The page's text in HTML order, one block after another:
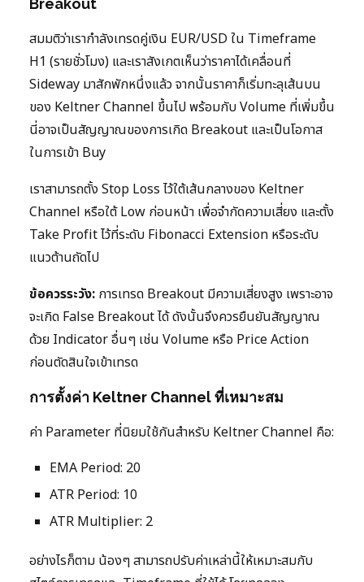
Breakout
สมมติว่าเรากำลังเทรดคู่เงิน EUR/USD ใน Timeframe
H1 (รายชั่วโมง) และเราสังเกตเห็นว่าราคาได้เคลื่อนที่
Sideway มาสักพักหนึ่งแล้ว จากนั้นราคาก็เริ่มทะลุเส้นบน
ของ Keltner Channel ขึ้นไป พร้อมกับ Volume ที่เพิ่มขึ้น
นี่อาจเป็นสัญญาณของการเกิด Breakout และเป็นโอกาส
ในการเข้า Buy
เราสามารถตั้ง Stop Loss ไว้ใต้เส้นกลางของ Keltner
Channel หรือใต้ Low ก่อนหน้า เพื่อจำกัดความเสี่ยง และตั้ง
Take Profit ไว้ที่ระดับ Fibonacci Extension หรือระดับ
แนวต้านถัดไป
ข้อควรระวัง: การเทรด Breakout มีความเสี่ยงสูง เพราะอาจ
จะเกิด False Breakout ได้ ดังนั้นจึงควรยืนยันสัญญาณ
ด้วย Indicator อื่นๆ เช่น Volume หรือ Price Action
ก่อนตัดสินใจเข้าเทรด
การตั้งค่า Keltner Channel ที่เหมาะสม
ค่า Parameter ที่นิยมใช้กันสำหรับ Keltner Channel คือ:
EMA Period: 20
ATR Period: 10
ATR Multiplier: 2
อย่างไรก็ตาม น้องๆ สามารถปรับค่าเหล่านี้ให้เหมาะสมกับ